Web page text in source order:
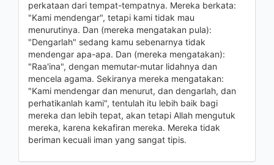
perkataan dari tempat-tempatnya. Mereka berkata:
"Kami mendengar", tetapi kami tidak mau
menurutinya. Dan (mereka mengatakan pula):
"Dengarlah" sedang kamu sebenarnya tidak
mendengar apa-apa. Dan (mereka mengatakan):
"Raa'ina", dengan memutar-mutar lidahnya dan
mencela agama. Sekiranya mereka mengatakan:
"Kami mendengar dan menurut, dan dengarlah, dan
perhatikanlah kami", tentulah itu lebih baik bagi
mereka dan lebih tepat, akan tetapi Allah mengutuk
mereka, karena kekafiran mereka. Mereka tidak
beriman kecuali iman yang sangat tipis.